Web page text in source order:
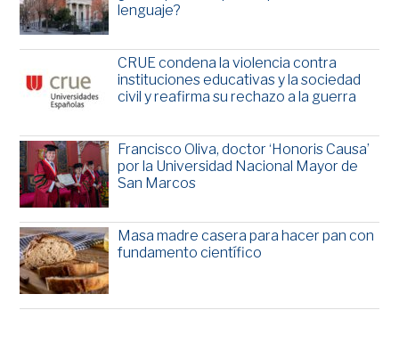
lenguaje?
CRUE condena la violencia contra
instituciones educativas y la sociedad
civil y reafirma su rechazo a la guerra
Francisco Oliva, doctor ‘Honoris Causa’
por la Universidad Nacional Mayor de
San Marcos
Masa madre casera para hacer pan con
fundamento científico